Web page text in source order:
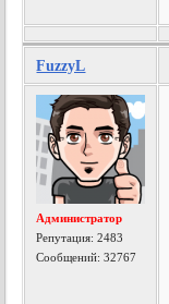
FuzzyL
Администратор
Репутация:2483
Сообщений: 32767